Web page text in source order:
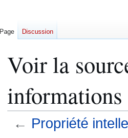
Voir la
← Propriété
Page Discussion